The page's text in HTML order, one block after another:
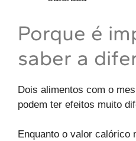
Porque é
saber a
Dois alimentos com o
podem ter efeitos muito
Enquanto o valor calórico